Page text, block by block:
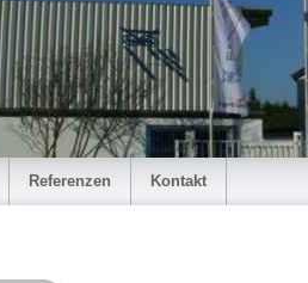
Referenzen Kontakt